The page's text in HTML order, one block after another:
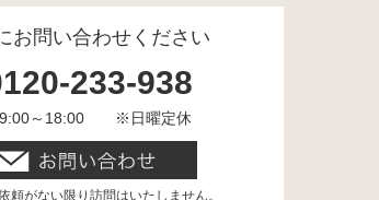
お問い合わせください
233-938
～18:00 ※日曜定休
頼がない限り訪問はいたしません。